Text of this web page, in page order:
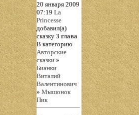
20 января 2009
07:19 La
Princesse
добавил(а)
сказку 3 глава
В категорию
Авторские
сказки »
Бианки
Виталий
Валентинович
» Мышонок
Пик